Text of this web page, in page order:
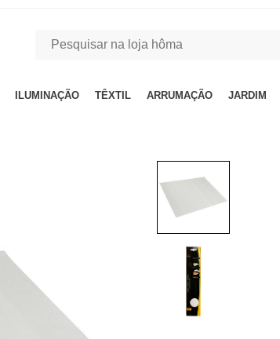
ILUMINAÇÃO TÊXTIL ARRUMAÇÃO JARDIM